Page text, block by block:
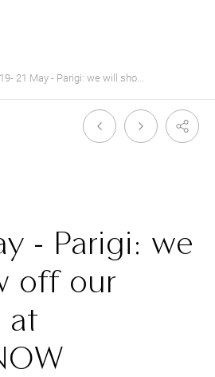
19- 21 May - Parigi: we will sho...
- Parigi: we
off our
at